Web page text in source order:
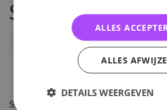
Specificaties
Artikelnummer
46596
Shop meer
ALLES
ALLES
DETAILS WEERGEVEN